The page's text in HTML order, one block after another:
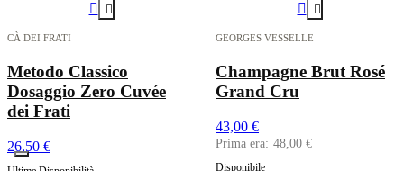
 
CÀ DEI FRATI
Metodo Classico
Dosaggio Zero Cuvée
dei Frati
26,50 €
 
GEORGES VESSELLE
Champagne Brut Rosé
Grand Cru
43,00 €
48,00 €
Disponibile